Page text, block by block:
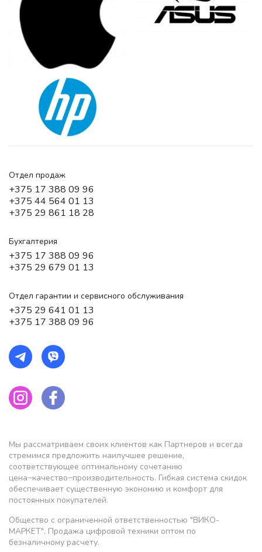
Отдел продаж
+375 17 388 09 96
+375 44 564 01 13
+375 29 861 18 28
Бухгалтерия
+375 17 388 09 96
+375 29 679 01 13
Отдел гарантии и сервисного обслуживания
+375 29 641 01 13
+375 17 388 09 96
Мы рассматриваем своих клиентов как Партнеров и всегда
стремимся предложить наилучшее решение,
соответствующее оптимальному сочетанию
цена−качество−производительность. Гибкая система скидок
обеспечивает существенную экономию и комфорт для
постоянных покупателей.
Общество с ограниченной ответственностью "ВИКО-
МАРКЕТ". Продажа цифровой техники оптом по
безналичному расчету.